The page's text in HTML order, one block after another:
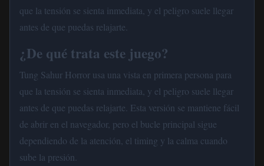
que la tensión se sienta inmediata, y el peligro suele llegar
antes de que puedas relajarte.
¿De qué trata este juego?
Tung Sahur Horror usa una vista en primera persona para
que la tensión se sienta inmediata, y el peligro suele llegar
antes de que puedas relajarte. Esta versión se mantiene fácil
de abrir en el navegador, pero el bucle principal sigue
dependiendo de la atención, el timing y la calma cuando
sube la presión.